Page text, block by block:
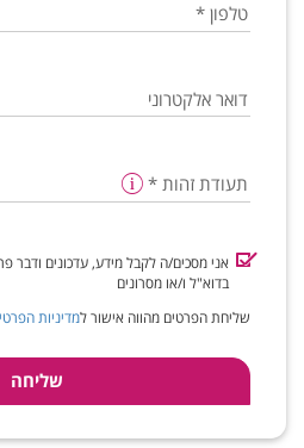
תעודת זהות *
טלפון*
דואר אלקטרוני
אני מסכים/ה לקבל מידע, עדכונים ודבר
בדוא"ל ו/או מסרונים
שליחת הפרטים מהווה אישור למדיניות